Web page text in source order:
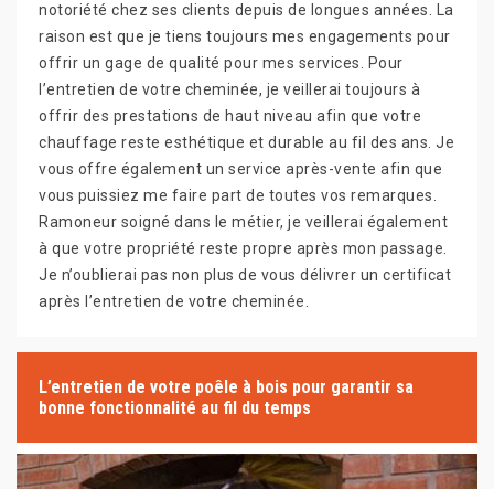
notoriété chez ses clients depuis de longues années. La
raison est que je tiens toujours mes engagements pour
offrir un gage de qualité pour mes services. Pour
l’entretien de votre cheminée, je veillerai toujours à
offrir des prestations de haut niveau afin que votre
chauffage reste esthétique et durable au fil des ans. Je
vous offre également un service après-vente afin que
vous puissiez me faire part de toutes vos remarques.
Ramoneur soigné dans le métier, je veillerai également
à que votre propriété reste propre après mon passage.
Je n’oublierai pas non plus de vous délivrer un certificat
après l’entretien de votre cheminée.
L’entretien de votre poêle à bois pour garantir sa
bonne fonctionnalité au fil du temps